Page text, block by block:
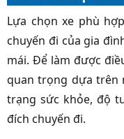
Lựa chọn xe phù
chuyến đi của gia
mái. Để làm được
quan trọng dựa trên
trạng sức khỏe, độ
đích chuyến đi.